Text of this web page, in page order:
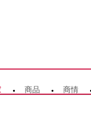
商品 商情